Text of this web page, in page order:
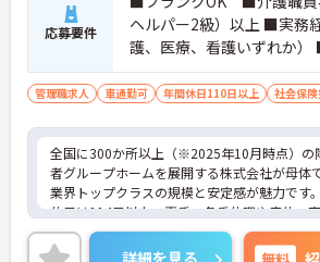
応募要件
ヘルパー2級）以上 ■実務
護、医療、看護いずれか
転免許(AT限定可) ※管理
いた方歓迎
管理職求人 車通勤可 年間休日110日以上 社会保
全国に300か所以上（※2025年10月時点）の
者グループホームを展開する株式会社が母体で
業界トップクラスの規模と安定感が魅力です
休日は114日以上、夏季・冬季休暇や産休・
度もしっかり整っており、プライベートとの
可能。これまでのご経験を活かし、新しいキャ